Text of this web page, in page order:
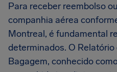
Para receber reembolso
companhia aérea
Montreal, é fundamental
determinados. O
Bagagem, conhecido